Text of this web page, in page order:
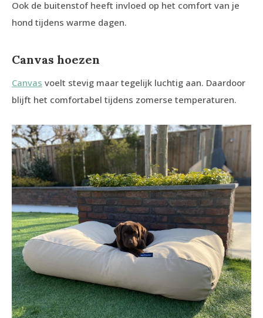
Ook de buitenstof heeft invloed op het comfort van je
hond tijdens warme dagen.
Canvas hoezen
Canvas voelt stevig maar tegelijk luchtig aan. Daardoor
blijft het comfortabel tijdens zomerse temperaturen.